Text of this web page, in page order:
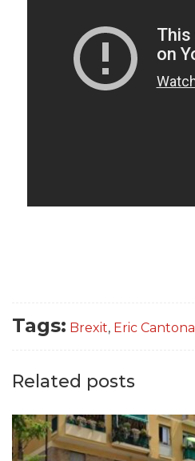
Tags: Brexit, Eric Cantona
Related posts